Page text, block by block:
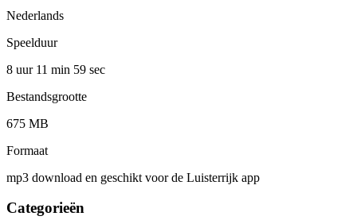
Nederlands
Speelduur
8 uur 11 min 59 sec
Bestandsgrootte
675 MB
Formaat
mp3 download en geschikt voor de Luisterrijk app
Categorieën